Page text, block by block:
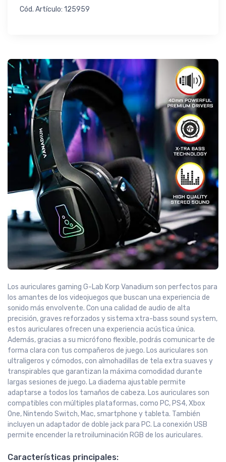
Cód. Artículo: 125959
Los auriculares gaming G-Lab Korp Vanadium son perfectos para
los amantes de los videojuegos que buscan una experiencia de
sonido más envolvente. Con una calidad de audio de alta
precisión, graves reforzados y sistema xtra-bass sound system,
estos auriculares ofrecen una experiencia acústica única.
Además, gracias a su micrófono flexible, podrás comunicarte de
forma clara con tus compañeros de juego. Los auriculares son
ultraligeros y cómodos, con almohadillas de tela extra suaves y
transpirables que garantizan la máxima comodidad durante
largas sesiones de juego. La diadema ajustable permite
adaptarse a todos los tamaños de cabeza. Los auriculares son
compatibles con múltiples plataformas, como PC, PS4, Xbox
One, Nintendo Switch, Mac, smartphone y tableta. También
incluyen un adaptador de doble jack para PC. La conexión USB
permite encender la retroiluminación RGB de los auriculares.
Características principales: